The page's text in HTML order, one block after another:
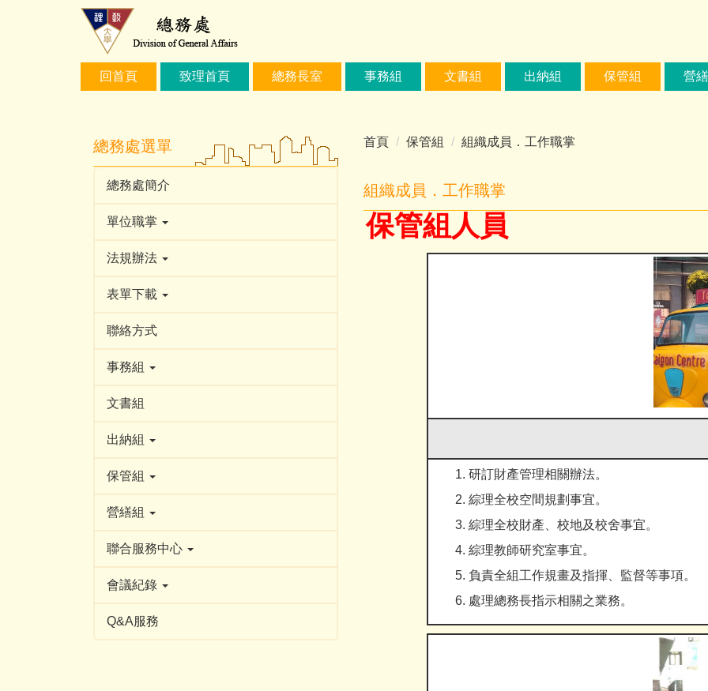
回首頁 致理首頁 總務長室 事務組 文書組 出納組 保管組 營
總務處選單
總務處簡介
單位職掌
法規辦法
表單下載
聯絡方式
事務組
文書組
出納組
保管組
營繕組
聯合服務中心
會議紀錄
Q&A服務
首頁 保管組 組織成員．工作職掌
組織成員．工作職掌
保管組人員
研訂財產管理相關辦法。
綜理全校空間規劃事宜。
綜理全校財產、校地及校舍事宜。
綜理教師研究室事宜。
負責全組工作規畫及指揮、監督等事項。
處理總務長指示相關之業務。